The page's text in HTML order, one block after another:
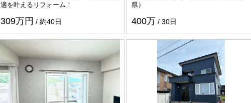
適を叶えるリフォーム！
309万円 約40日
県）
400万 30日